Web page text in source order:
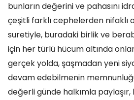
bunların değerini ve pahasını
çeşitli farklı cephelerden nifaklı
suretiyle, buradaki birlik ve
için her türlü hücum altında
gerçek yolda, şaşmadan yeni
devam edebilmenin
değerli günde halkımla